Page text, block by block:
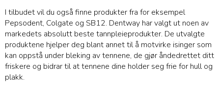
I tilbudet vil du også finne produkter fra for eksempel
Pepsodent, Colgate og SB12. Dentway har valgt ut noen av
markedets absolutt beste tannpleieprodukter. De utvalgte
produktene hjelper deg blant annet til å motvirke isinger som
kan oppstå under bleking av tennene, de gjør åndedrettet ditt
friskere og bidrar til at tennene dine holder seg frie for hull og
plakk.